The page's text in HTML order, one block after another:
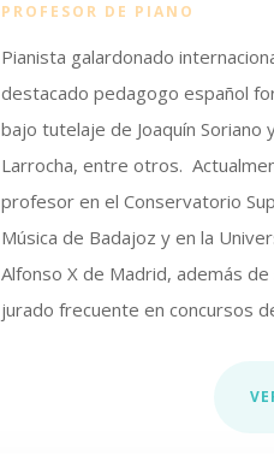
PROFESOR DE PIANO
Pianista galardonado
destacado pedagogo español
bajo tutelaje de Joaquín Soriano
Larrocha, entre otros.
profesor en el Conservatorio
Música de Badajoz y en la
Alfonso X de Madrid, además de
jurado frecuente en concursos